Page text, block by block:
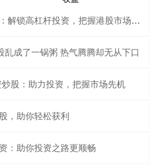
锁高杠杆投资，把握港股市场机遇
成了一锅粥 热气腾腾却无从下口
股：助力投资，把握市场先机
，助你轻松获利
：助你投资之路更顺畅